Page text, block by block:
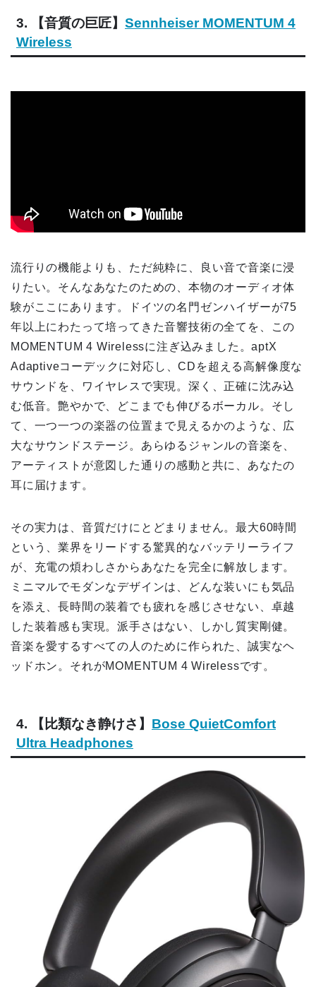
3. 【音質の巨匠】 Sennheiser MOMENTUM 4
Wireless
流行りの機能よりも、ただ純粋に、良い音で音楽に浸
りたい。そんなあなたのための、本物のオーディオ体
験がここにあります。ドイツの名門ゼンハイザーが75
年以上にわたって培ってきた音響技術の全てを、この
MOMENTUM 4 Wirelessに注ぎ込みました。aptX
Adaptiveコーデックに対応し、CDを超える高解像度な
サウンドを、ワイヤレスで実現。深く、正確に沈み込
む低音。艶やかで、どこまでも伸びるボーカル。そし
て、一つ一つの楽器の位置まで見えるかのような、広
大なサウンドステージ。あらゆるジャンルの音楽を、
アーティストが意図した通りの感動と共に、あなたの
耳に届けます。
その実力は、音質だけにとどまりません。最大60時間
という、業界をリードする驚異的なバッテリーライフ
が、充電の煩わしさからあなたを完全に解放します。
ミニマルでモダンなデザインは、どんな装いにも気品
を添え、長時間の装着でも疲れを感じさせない、卓越
した装着感も実現。派手さはない、しかし質実剛健。
音楽を愛するすべての人のために作られた、誠実なヘ
ッドホン。それがMOMENTUM 4 Wirelessです。
4. 【比類なき静けさ】 Bose QuietComfort
Ultra Headphones